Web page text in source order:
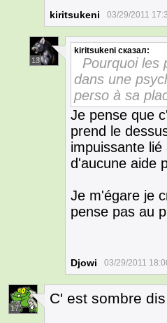
kiritsukeni 03/29/2011
13
kiritsukeni сказал:
Pourquoi les
dans une
perso à sa
Je pense que
prend le
impuissante
d'aucune aide
Je m'égare je
pense pas au
Djowi 03/29/2011
17
C' est sombre